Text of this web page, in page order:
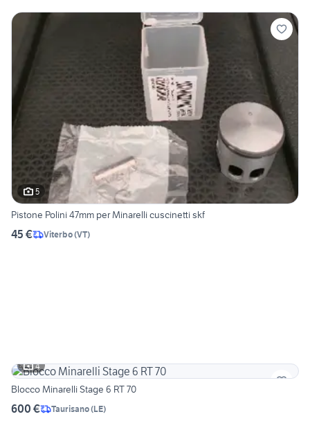
5
Pistone Polini 47mm per Minarelli cuscinetti skf
45 € Viterbo(VT)
4
Blocco Minarelli Stage 6 RT 70
600 € Taurisano(LE)